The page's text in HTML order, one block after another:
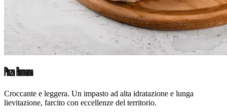
Pinza Romana
Croccante e leggera. Un impasto ad alta idratazione e lunga
lievitazione, farcito con eccellenze del territorio.